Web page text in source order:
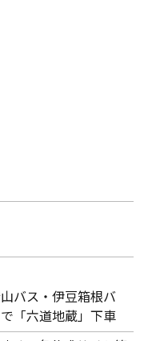
バス・伊豆箱根バ
「六道地蔵」下車